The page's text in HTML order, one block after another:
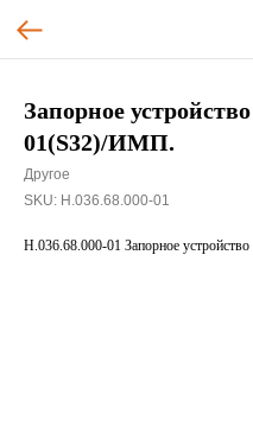
Запорное
01(S32)/ИМП.
Другое
SKU: Н.036.68.000-01
Н.036.68.000-01 Запорное